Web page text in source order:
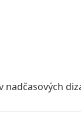
nadčasových